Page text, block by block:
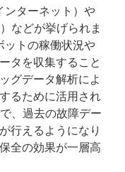
ンターネット）や
などが挙げられま
ットの稼働状況や
タを収集すること
グデータ解析によ
るために活用され
、過去の故障デー
行えるようになり
全の効果が一層高